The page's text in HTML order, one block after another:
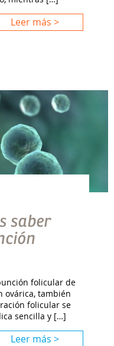
Leer más >
saber
folicular de
ovárica, también
folicular se
sencilla y […]
Leer más >